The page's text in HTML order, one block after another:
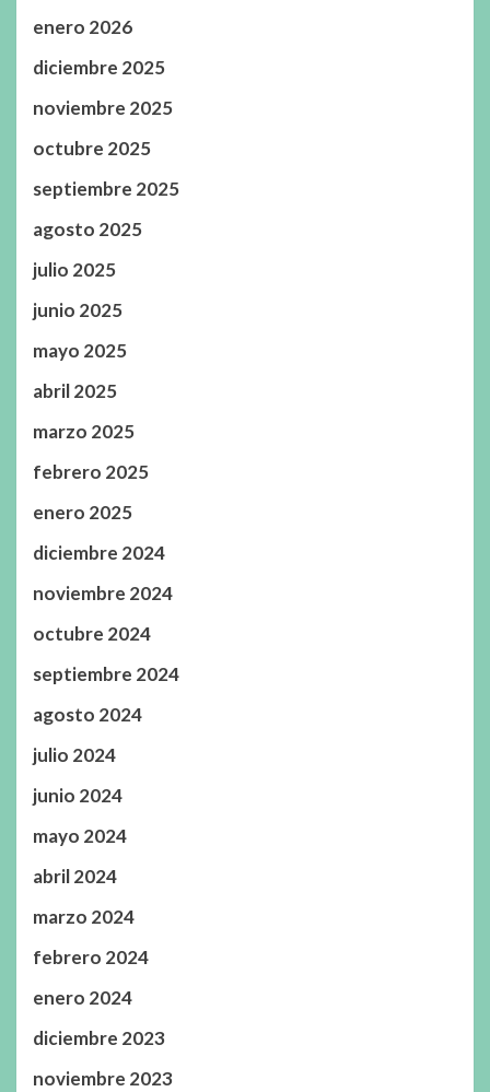
enero 2026
diciembre 2025
noviembre 2025
octubre 2025
septiembre 2025
agosto 2025
julio 2025
junio 2025
mayo 2025
abril 2025
marzo 2025
febrero 2025
enero 2025
diciembre 2024
noviembre 2024
octubre 2024
septiembre 2024
agosto 2024
julio 2024
junio 2024
mayo 2024
abril 2024
marzo 2024
febrero 2024
enero 2024
diciembre 2023
noviembre 2023